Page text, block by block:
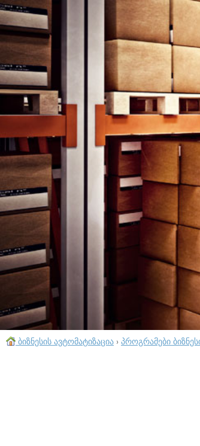
ბიზნესის ავტომატიზაცია › პროგრამები